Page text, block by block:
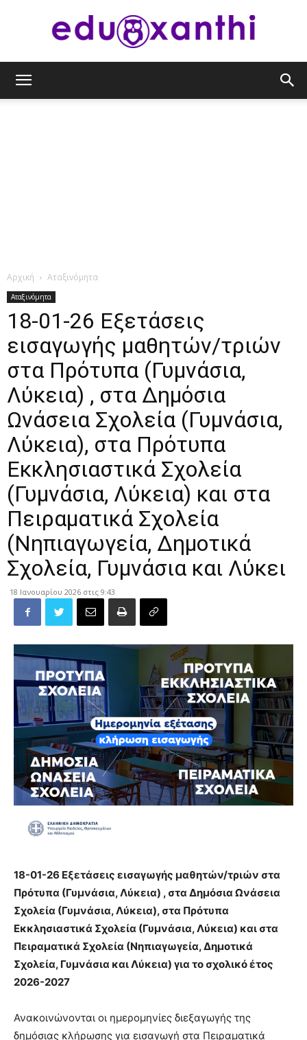
Αρχική Αταξινόμητα
Αταξινόμητα
18-01-26 Εξετάσεις
εισαγωγής μαθητών/τριών
στα Πρότυπα (Γυμνάσια,
Λύκεια) , στα Δημόσια
Ωνάσεια Σχολεία (Γυμνάσια,
Λύκεια), στα Πρότυπα
Εκκλησιαστικά Σχολεία
(Γυμνάσια, Λύκεια) και στα
Πειραματικά Σχολεία
(Νηπιαγωγεία, Δημοτικά
Σχολεία, Γυμνάσια και Λύκει
18 Ιανουαρίου 2026 στις 9:43
18-01-26 Εξετάσεις εισαγωγής μαθητών/τριών στα
Πρότυπα (Γυμνάσια, Λύκεια) , στα Δημόσια Ωνάσεια
Σχολεία (Γυμνάσια, Λύκεια), στα Πρότυπα
Εκκλησιαστικά Σχολεία (Γυμνάσια, Λύκεια) και στα
Πειραματικά Σχολεία (Νηπιαγωγεία, Δημοτικά
Σχολεία, Γυμνάσια και Λύκεια) για το σχολικό έτος
2026-2027
Ανακοινώνονται οι ημερομηνίες διεξαγωγής της
δημόσιας κλήρωσης για εισαγωγή στα Πειραματικά